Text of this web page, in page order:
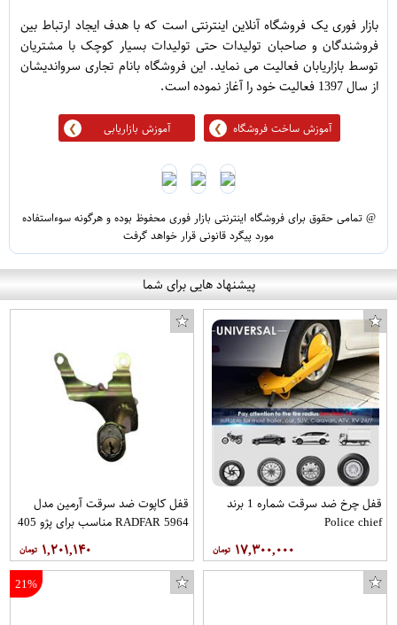
بازار فوری یک فروشگاه آنلاین اینترنتی است که با هدف ایجاد ارتباط بین
فروشندگان و صاحبان تولیدات حتی تولیدات بسیار کوچک با مشتریان
توسط بازاریابان فعالیت می نماید. این فروشگاه بانام تجاری سرواندیشان
از سال 1397 فعالیت خود را آغاز نموده است.
آموزش ساخت فروشگاه آموزش بازاریابی
@ تمامی حقوق برای فروشگاه اینترنتی بازار فوری محفوظ بوده و هرگونه سوءاستفاده
مورد پیگرد قانونی قرار خواهد گرفت
پیشنهاد هایی برای شما
قفل چرخ ضد سرقت شماره 1 برند
Police chief
۱۷,۳۰۰,۰۰۰
قفل کاپوت ضد سرقت آرمین مدل
RADFAR 5964 مناسب برای پژو 405
۱,۲۰۱,۱۴۰
21%